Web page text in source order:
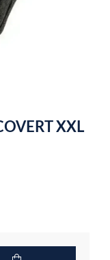
XXL